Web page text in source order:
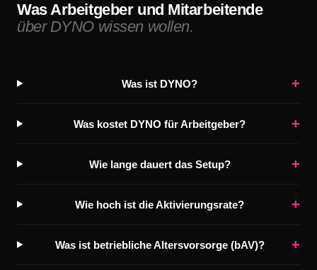
Was Arbeitgeber und Mitarbeitende
über DYNO wissen wollen.
Was ist DYNO? +
Was kostet DYNO für Arbeitgeber? +
Wie lange dauert das Setup? +
Wie hoch ist die Aktivierungsrate? +
Was ist betriebliche Altersvorsorge (bAV)? +